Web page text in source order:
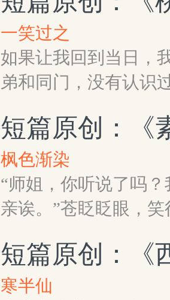
一笑过之
如果让我回到当日，
弟和同门，没有认识
短篇原创：《
枫色渐染
“师姐，你听说了吗
亲诶。”苍眨眨眼，
短篇原创：《
寒半仙